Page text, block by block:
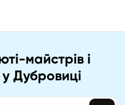
майстрів і
у Дубровиці